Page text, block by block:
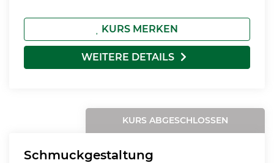
KURS MERKEN
WEITERE DETAILS
KURS ABGESCHLOSSEN
Schmuckgestaltung